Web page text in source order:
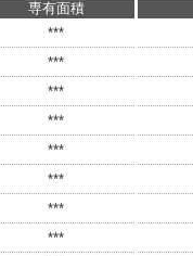
専有面積
***
***
***
***
***
***
***
***